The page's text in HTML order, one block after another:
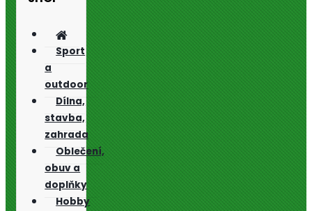
Sport
a
outdoor
Dílna,
stavba,
zahrada
Oblečení,
obuv a
doplňky
Hobby